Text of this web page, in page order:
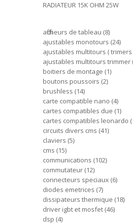
RADIATEUR 15K OHM 25W
afficheurs de tableau 8
ajustables monotours 24
ajustables multitours ( trimers
ajustables multitours trimmer
boitiers de montage 1
boutons poussoirs 2
brushless 14
carte compatible nano 4
cartes compatibles due 1
cartes compatibles leonardo
circuits divers cms 41
claviers 5
cms 15
communications 102
commutateur 12
connecteurs speciaux 6
diodes emetrices 7
dissipateurs thermique 18
driver igbt et mosfet 46
dsp 4